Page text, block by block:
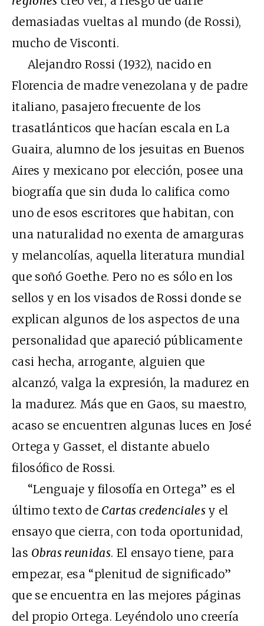
demasiadas vueltas al mundo (de Rossi),
mucho de Visconti.
Alejandro Rossi (1932), nacido en
Florencia de madre venezolana y de padre
italiano, pasajero frecuente de los
trasatlánticos que hacían escala en La
Guaira, alumno de los jesuitas en Buenos
Aires y mexicano por elección, posee una
biografía que sin duda lo califica como
uno de esos escritores que habitan, con
una naturalidad no exenta de amarguras
y melancolías, aquella literatura mundial
que soñó Goethe. Pero no es sólo en los
sellos y en los visados de Rossi donde se
explican algunos de los aspectos de una
personalidad que apareció públicamente
casi hecha, arrogante, alguien que
alcanzó, valga la expresión, la madurez en
la madurez. Más que en Gaos, su maestro,
acaso se encuentren algunas luces en José
Ortega y Gasset, el distante abuelo
filosófico de Rossi.
“Lenguaje y filosofía en Ortega” es el
último texto de Cartas credencialesy el
ensayo que cierra, con toda oportunidad,
las Obras reunidas. El ensayo tiene, para
empezar, esa “plenitud de significado”
que se encuentra en las mejores páginas
del propio Ortega. Leyéndolo uno creería